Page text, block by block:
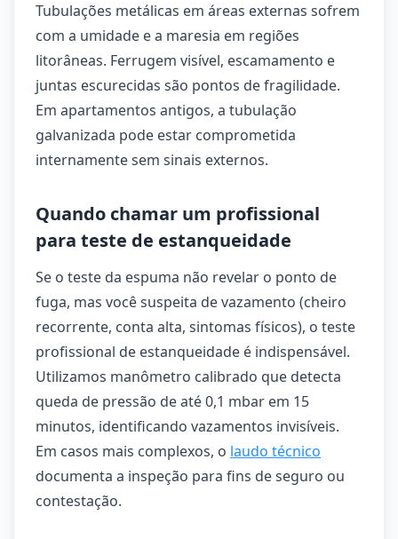
Tubulações metálicas em áreas externas sofrem
com a umidade e a maresia em regiões
litorâneas. Ferrugem visível, escamamento e
juntas escurecidas são pontos de fragilidade.
Em apartamentos antigos, a tubulação
galvanizada pode estar comprometida
internamente sem sinais externos.
Quando chamar um profissional
para teste de estanqueidade
Se o teste da espuma não revelar o ponto de
fuga, mas você suspeita de vazamento (cheiro
recorrente, conta alta, sintomas físicos), o teste
profissional de estanqueidade é indispensável.
Utilizamos manômetro calibrado que detecta
queda de pressão de até 0,1 mbar em 15
minutos, identificando vazamentos invisíveis.
Em casos mais complexos, o laudo técnico
documenta a inspeção para fins de seguro ou
contestação.